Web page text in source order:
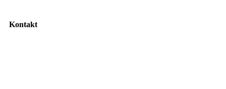
Kontakt